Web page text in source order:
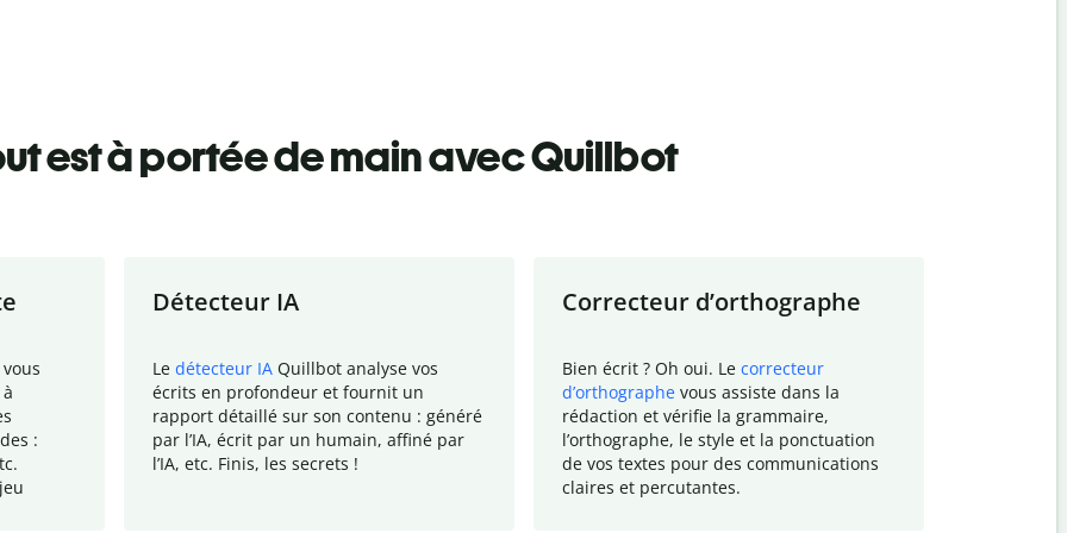
est à portée de main avec Quillbot
:
Détecteur IA
Le détecteur IA Quillbot analyse vos
écrits en profondeur et fournit un
rapport détaillé sur son contenu : généré
par l’IA, écrit par un humain, affiné par
l’IA, etc. Finis, les secrets !
Correcteur d’orthographe
Bien écrit ? Oh oui. Le correcteur
d’orthographe vous assiste dans la
rédaction et vérifie la grammaire,
l’orthographe, le style et la ponctuation
de vos textes pour des communications
claires et percutantes.